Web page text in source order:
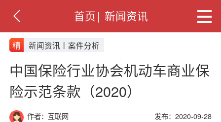
首页 | 新闻资讯
精 新闻资讯丨案件分析
中国保险行业协会机动车商业保
险示范条款（2020）
作者：互联网 发布：2020-09-28